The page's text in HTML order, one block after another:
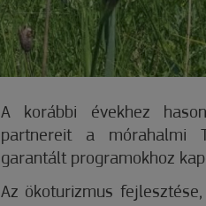
A korábbi évekhez
partnereit a mórahalmi
garantált programokhoz
Az ökoturizmus